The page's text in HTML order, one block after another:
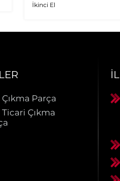
Orijinal Turbo
İkinci El
Parça
Çıkma